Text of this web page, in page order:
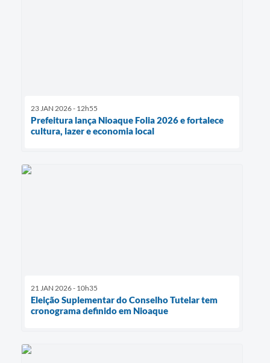
23 JAN 2026 - 12h55
Prefeitura lança Nioaque Folia 2026 e fortalece
cultura, lazer e economia local
21 JAN 2026 - 10h35
Eleição Suplementar do Conselho Tutelar tem
cronograma definido em Nioaque